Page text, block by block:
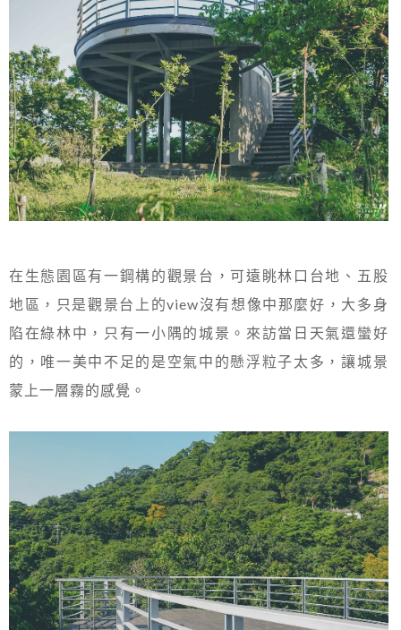
在生態園區有一鋼構的觀景台，可遠眺林口台地、五股
地區，只是觀景台上的view沒有想像中那麼好，大多身
陷在綠林中，只有一小隅的城景。來訪當日天氣還蠻好
的，唯一美中不足的是空氣中的懸浮粒子太多，讓城景
蒙上一層霧的感覺。